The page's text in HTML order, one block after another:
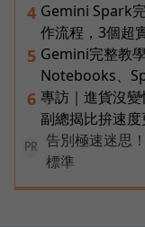
4 Gemini Spark
作流程，3個超
5 Gemini完整教
Notebooks、
6 專訪｜進貨沒
副總揭比拚速
PR
告別極速迷思
標準